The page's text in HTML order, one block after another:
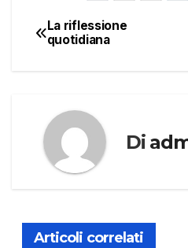
Navigazione
La riflessione
quotidiana
Di
Articoli correlati